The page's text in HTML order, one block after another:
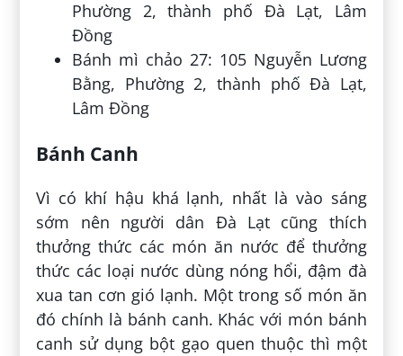
Phường 2, thành phố Đà Lạt, Lâm
Đồng
Bánh mì chảo 27: 105 Nguyễn Lương
Bằng, Phường 2, thành phố Đà Lạt,
Lâm Đồng
Bánh Canh
Vì có khí hậu khá lạnh, nhất là vào sáng
sớm nên người dân Đà Lạt cũng thích
thưởng thức các món ăn nước để thưởng
thức các loại nước dùng nóng hổi, đậm đà
xua tan cơn gió lạnh. Một trong số món ăn
đó chính là bánh canh. Khác với món bánh
canh sử dụng bột gạo quen thuộc thì một